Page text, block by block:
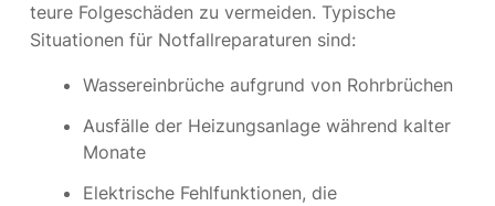
teure Folgeschäden zu vermeiden. Typische
Situationen für Notfallreparaturen sind:
Wassereinbrüche aufgrund von Rohrbrüchen
Ausfälle der Heizungsanlage während kalter
Monate
Elektrische Fehlfunktionen, die